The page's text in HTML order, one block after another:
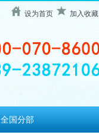
设为首页 加入收藏
全国分部